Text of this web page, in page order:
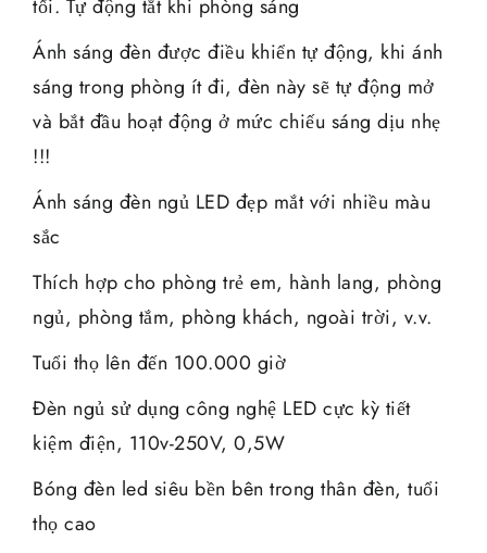
tối. Tự động tắt khi phòng sáng
Ánh sáng đèn được điều khiển tự động, khi ánh
sáng trong phòng ít đi, đèn này sẽ tự động mở
và bắt đầu hoạt động ở mức chiếu sáng dịu nhẹ
!!!
Ánh sáng đèn ngủ LED đẹp mắt với nhiều màu
sắc
Thích hợp cho phòng trẻ em, hành lang, phòng
ngủ, phòng tắm, phòng khách, ngoài trời, v.v.
Tuổi thọ lên đến 100.000 giờ
Đèn ngủ sử dụng công nghệ LED cực kỳ tiết
kiệm điện, 110v-250V, 0,5W
Bóng đèn led siêu bền bên trong thân đèn, tuổi
thọ cao